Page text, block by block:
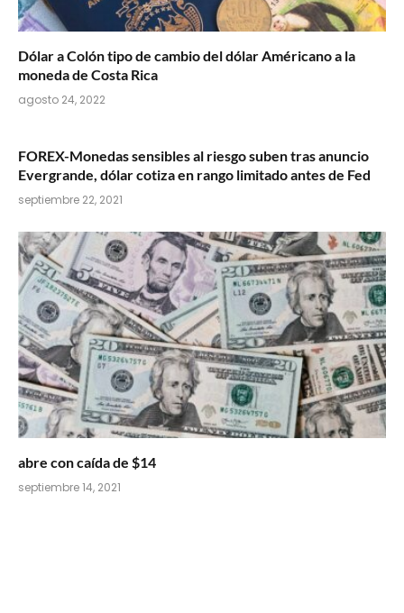
Dólar a Colón tipo de cambio del dólar Américano a la
moneda de Costa Rica
agosto 24, 2022
FOREX-Monedas sensibles al riesgo suben tras anuncio
Evergrande, dólar cotiza en rango limitado antes de Fed
septiembre 22, 2021
abre con caída de $14
septiembre 14, 2021